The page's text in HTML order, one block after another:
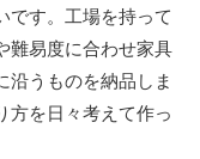
です。工場を持って
難易度に合わせ家具
沿うものを納品しま
方を日々考えて作っ